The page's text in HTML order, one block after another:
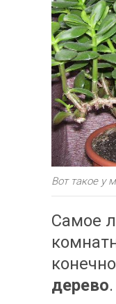
Вот такое у
Самое
дерево.